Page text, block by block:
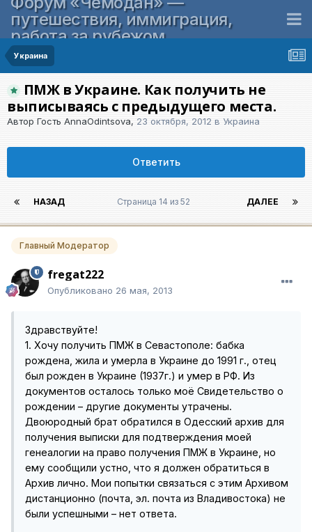
путешествия, иммиграция,
работа за рубежом
Украина
ПМЖ в Украине. Как получить не
выписываясь с предыдущего места.
Автор Гость AnnaOdintsova, 23 октября, 2012 в Украина
Ответить
НАЗАД ДАЛЕЕ
Страница 14 из 52
Главный Модератор
fregat222
Опубликовано 26 мая, 2013
Здравствуйте!
1. Хочу получить ПМЖ в Севастополе: бабка
рождена, жила и умерла в Украине до 1991 г., отец
был рожден в Украине (1937г.) и умер в РФ. Из
документов осталось только моё Свидетельство о
рождении – другие документы утрачены.
Двоюродный брат обратился в Одесский архив для
получения выписки для подтверждения моей
генеалогии на право получения ПМЖ в Украине, но
ему сообщили устно, что я должен обратиться в
Архив лично. Мои попытки связаться с этим Архивом
дистанционно (почта, эл. почта из Владивостока) не
были успешными – нет ответа.